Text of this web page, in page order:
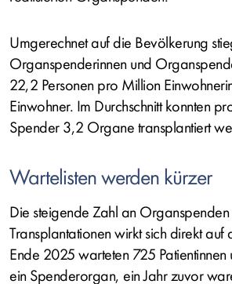
Umgerechnet auf die Bevölkerung
Organspenderinnen und
22,2 Personen pro Million
Einwohner. Im Durchschnitt konnten
Spender 3,2 Organe transplantiert
Wartelisten werden kürzer
Die steigende Zahl an Organspenden
Transplantationen wirkt sich direkt auf
Ende 2025 warteten 725 Patientinnen
ein Spenderorgan, ein Jahr zuvor